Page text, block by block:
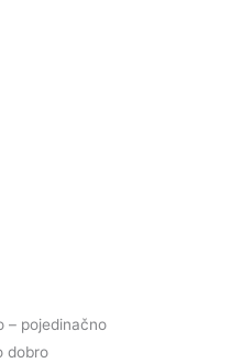
– pojedinačno
dobro